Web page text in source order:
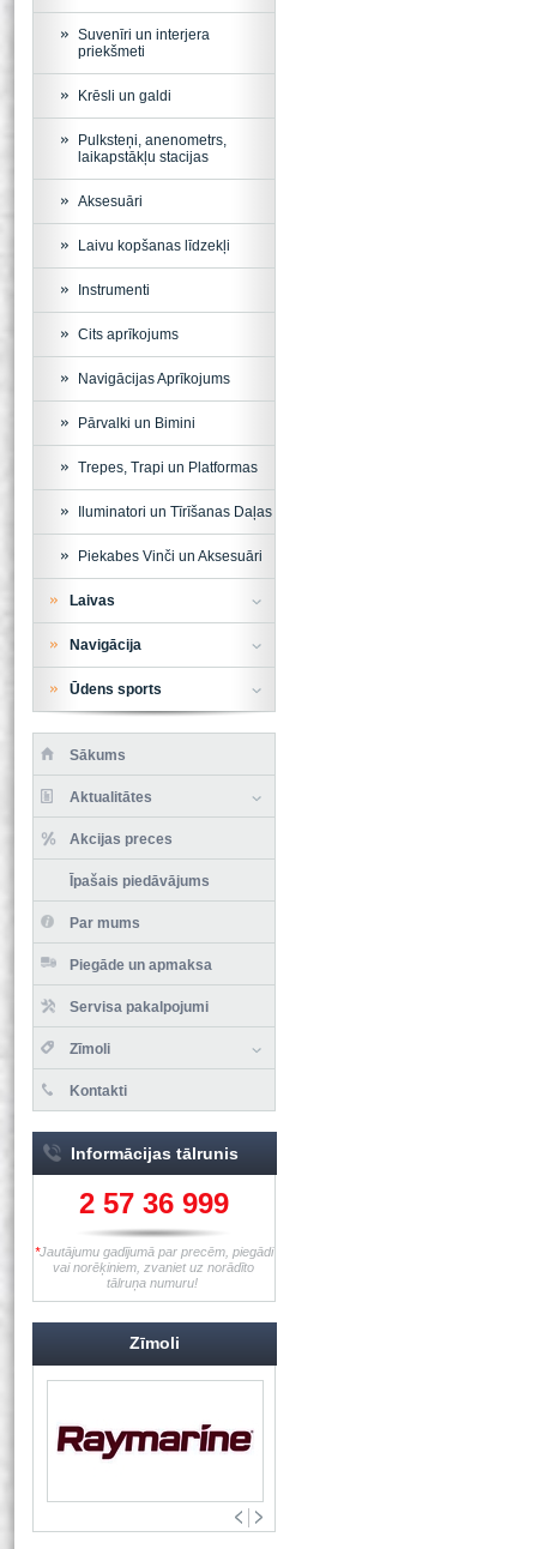
Suvenīri un interjera
priekšmeti
Krēsli un galdi
Pulksteņi, anenometrs,
laikapstākļu stacijas
Aksesuāri
Laivu kopšanas līdzekļi
Instrumenti
Cits aprīkojums
Navigācijas Aprīkojums
Pārvalki un Bimini
Trepes, Trapi un Platformas
Iluminatori un Tīrīšanas Daļas
Piekabes Vinči un Aksesuāri
Laivas
Navigācija
Ūdens sports
Sākums
Aktualitātes
Akcijas preces
Īpašais piedāvājums
Par mums
Piegāde un apmaksa
Servisa pakalpojumi
Zīmoli
Kontakti
Informācijas tālrunis
2 57 36 999
*Jautājumu gadījumā par precēm, piegādi
vai norēķiniem, zvaniet uz norādīto
tālruņa numuru!
Zīmoli